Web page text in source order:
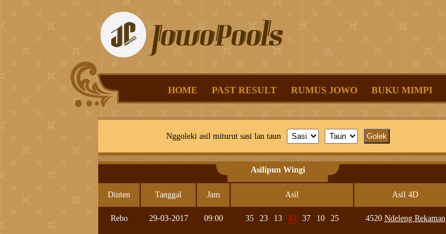
HOME PAST RESULT RUMUS JOWO BUKU MIMPI
Nggoleki asil miturut sasi lan taun
Asilipun Wingi
Dinten Tanggal Jam Asil Asil 4D
Rebo 29-03-2017 09:00 35 23 13 43 37 10 25 4520 Ndeleng Rekaman